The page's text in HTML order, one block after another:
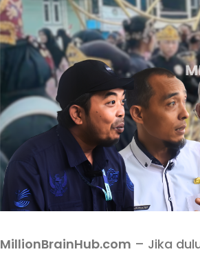
MillionBrainHub.com – Jika